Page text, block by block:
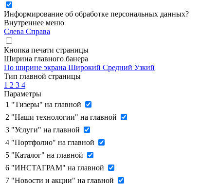
Информирование об обработке персональных данных?
Внутреннее меню
Слева Справа
Кнопка печати страницы
Ширина главного банера
По ширине экрана Широкий Средний Узкий
Тип главной страницы
1 2 3 4
Параметры
1 "Тизеры" на главной
2 "Наши технологии" на главной
3 "Услуги" на главной
4 "Портфолио" на главной
5 "Каталог" на главной
6 "ИНСТАГРАМ" на главной
7 "Новости и акции" на главной